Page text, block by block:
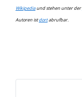
Wikipediaund stehen unter der
Autoren istdortabrufbar.